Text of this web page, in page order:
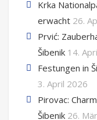
Krka
erwacht 26.
Prvić:
Šibenik 14.
Festungen in
3. April 2026
Pirovac:
Šibenik 26.